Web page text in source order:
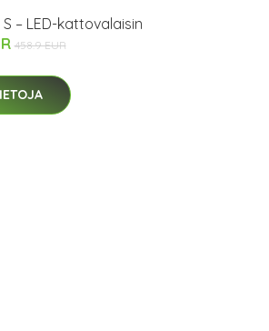
– LED-kattovalaisin
458.9 EUR